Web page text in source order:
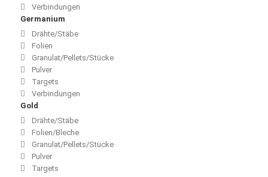
Verbindungen
Germanium
Drähte/Stäbe
Folien
Granulat/Pellets/Stücke
Pulver
Targets
Verbindungen
Gold
Drähte/Stäbe
Folien/Bleche
Granulat/Pellets/Stücke
Pulver
Targets